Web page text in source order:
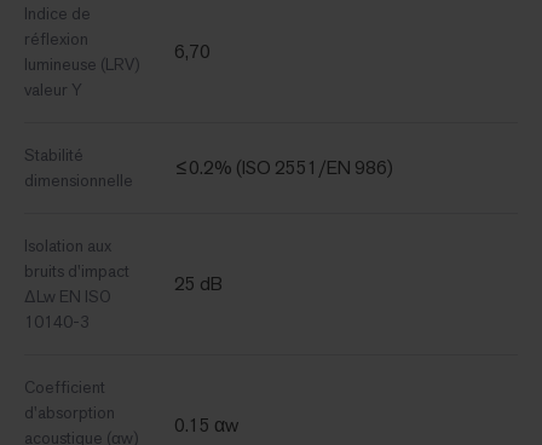
Indice de
réflexion
lumineuse (LRV)
valeur Y
6,70
Stabilité
dimensionnelle
≤0.2% (ISO 2551/EN 986)
Isolation aux
bruits d'impact
ΔLw EN ISO
10140-3
25 dB
Coefficient
d'absorption
acoustique (αw)
0.15 αw